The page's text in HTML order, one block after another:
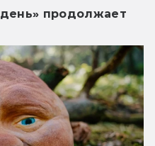
продолжает